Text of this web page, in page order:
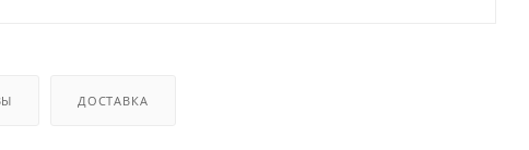
ДОСТАВКА